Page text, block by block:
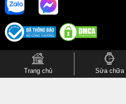
Trang chủ Sửa chữa